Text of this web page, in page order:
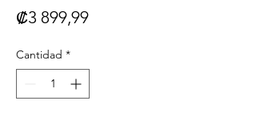
₡3 899,99Precio
Cantidad *